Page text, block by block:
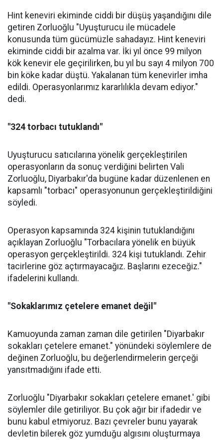
Hint keneviri ekiminde ciddi bir düşüş yaşandığını dile
getiren Zorluoğlu "Uyuşturucu ile mücadele
konusunda tüm gücümüzle sahadayız. Hint keneviri
ekiminde ciddi bir azalma var. İki yıl önce 99 milyon
kök kenevir ele geçirilirken, bu yıl bu sayı 4 milyon 700
bin köke kadar düştü. Yakalanan tüm kenevirler imha
edildi. Operasyonlarımız kararlılıkla devam ediyor."
dedi.
"324 torbacı tutuklandı"
Uyuşturucu satıcılarına yönelik gerçekleştirilen
operasyonların da sonuç verdiğini belirten Vali
Zorluoğlu, Diyarbakır'da bugüne kadar düzenlenen en
kapsamlı "torbacı" operasyonunun gerçekleştirildiğini
söyledi.
Operasyon kapsamında 324 kişinin tutuklandığını
açıklayan Zorluoğlu "Torbacılara yönelik en büyük
operasyon gerçekleştirildi. 324 kişi tutuklandı. Zehir
tacirlerine göz açtırmayacağız. Başlarını ezeceğiz."
ifadelerini kullandı.
"Sokaklarımız çetelere emanet değil"
Kamuoyunda zaman zaman dile getirilen "Diyarbakır
sokakları çetelere emanet." yönündeki söylemlere de
değinen Zorluoğlu, bu değerlendirmelerin gerçeği
yansıtmadığını ifade etti.
Zorluoğlu "Diyarbakır sokakları çetelere emanet.' gibi
söylemler dile getiriliyor. Bu çok ağır bir ifadedir ve
bunu kabul etmiyoruz. Bazı çevreler bunu yayarak
devletin bilerek göz yumduğu algısını oluşturmaya